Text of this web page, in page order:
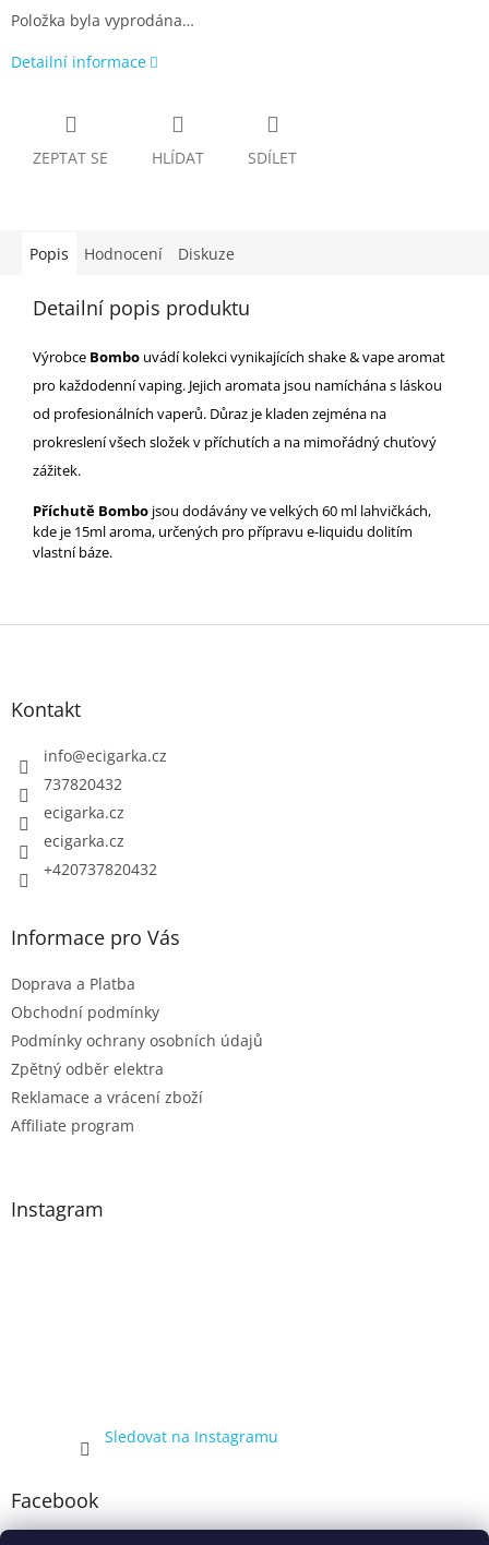
Položka byla vyprodána…
Detailní informace
ZEPTAT SE HLÍDAT SDÍLET
Popis Hodnocení Diskuze
Detailní popis produktu
Výrobce Bombo uvádí kolekci vynikajících shake & vape aromat
pro každodenní vaping. Jejich aromata jsou namíchána s láskou
od profesionálních vaperů. Důraz je kladen zejména na
prokreslení všech složek v příchutích a na mimořádný chuťový
zážitek.
Příchutě Bombo jsou dodávány ve velkých 60 ml lahvičkách,
kde je 15ml aroma, určených pro přípravu e-liquidu dolitím
vlastní báze.
Kontakt
info@ecigarka.cz
737820432
ecigarka.cz
ecigarka.cz
+420737820432
Informace pro Vás
Doprava a Platba
Obchodní podmínky
Podmínky ochrany osobních údajů
Zpětný odběr elektra
Reklamace a vrácení zboží
Affiliate program
Instagram
Sledovat na Instagramu
Facebook